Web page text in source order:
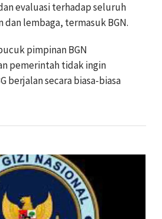
evaluasi terhadap seluruh
dan lembaga, termasuk BGN.
pimpinan BGN
pemerintah tidak ingin
berjalan secara biasa-biasa